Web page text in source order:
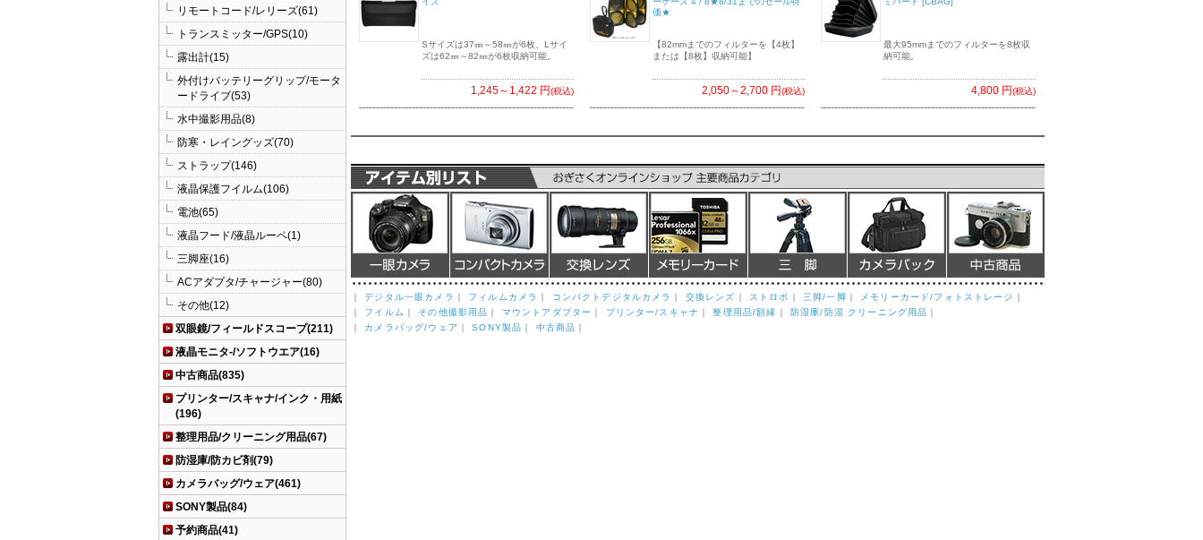
リモートコード/レリーズ(61)
トランスミッター/GPS(10)
露出計(15)
外付けバッテリーグリップ/モータ
ードライブ(53)
水中撮影用品(8)
防寒・レイングッズ(70)
ストラップ(146)
液晶保護フイルム(106)
電池(65)
液晶フード/液晶ルーペ(1)
三脚座(16)
ACアダプタ/チャージャー(80)
その他(12)
双眼鏡/フィールドスコープ(211)
液晶モニタ-/ソフトウエア(16)
中古商品(835)
プリンター/スキャナ/インク・用紙
(196)
整理用品/クリーニング用品(67)
防湿庫/防カビ剤(79)
カメラバッグ/ウェア(461)
SONY製品(84)
予約商品(41)
Sサイズは37㎜～58㎜が6枚、Lサイ
ズは62㎜～82㎜が6枚収納可能。
1,245～1,422 円(税込)
価★
【82mmまでのフィルターを【4枚】
または【8枚】収納可能】
2,050～2,700 円(税込)
最大95mmまでのフィルターを8枚収
納可能。
4,800 円(税込)
｜デジタル一眼カメラ ｜ フィルムカメラ ｜ コンパクトデジタルカメラ ｜ 交換レンズ ｜ ストロボ ｜ 三脚/一脚 ｜ メモリーカード/フォトストレージ
｜
｜ フイルム ｜ その他撮影用品 ｜ マウントアダプター ｜ プリンター/スキャナ ｜整理用品/額縁 ｜ 防湿庫/防湿 クリーニング用品 ｜
｜ カメラバッグ/ウェア ｜SONY製品 ｜ 中古商品 ｜